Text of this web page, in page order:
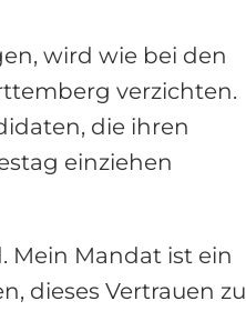
wird wie bei den
verzichten.
die ihren
einziehen
Mein Mandat ist ein
dieses Vertrauen zu